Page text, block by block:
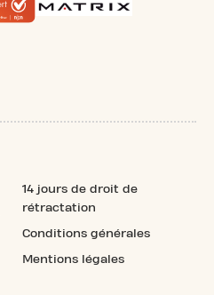
14 jours de droit de
rétractation
Conditions générales
Mentions légales